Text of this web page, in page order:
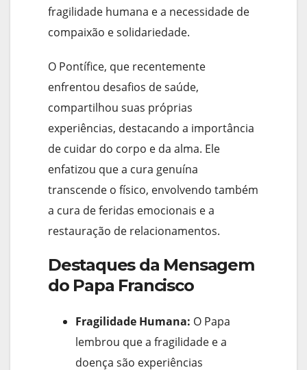
fragilidade humana e a necessidade de
compaixão e solidariedade.
O Pontífice, que recentemente
enfrentou desafios de saúde,
compartilhou suas próprias
experiências, destacando a importância
de cuidar do corpo e da alma. Ele
enfatizou que a cura genuína
transcende o físico, envolvendo também
a cura de feridas emocionais e a
restauração de relacionamentos.
Destaques da Mensagem
do Papa Francisco
Fragilidade Humana: O Papa
lembrou que a fragilidade e a
doença são experiências